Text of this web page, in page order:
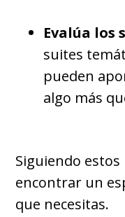
Evalúa los
suites
pueden
algo más
Siguiendo
encontrar un
que necesitas.